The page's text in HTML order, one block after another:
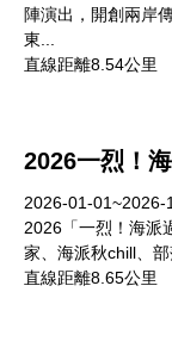
陣演出，開創兩岸
東...
直線距離8.54公里
2026一烈！
2026-01-01~2026-
2026「一烈！海派
家、海派秋chill、
直線距離8.65公里